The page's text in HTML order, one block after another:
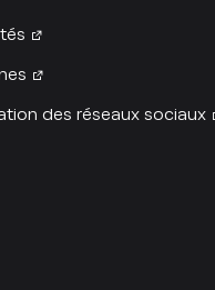
des réseaux sociaux